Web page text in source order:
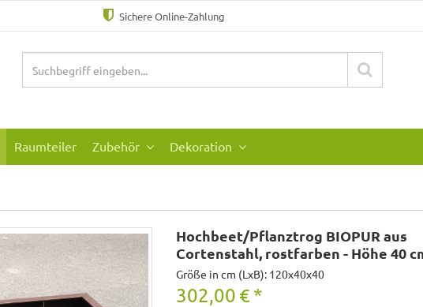
Sichere Online-Zahlung
Raumteiler Zubehör Dekoration
Hochbeet/Pflanztrog BIOPUR aus
Cortenstahl, rostfarben - Höhe 40
Größe in cm (LxB): 120x40x40
302,00 € *